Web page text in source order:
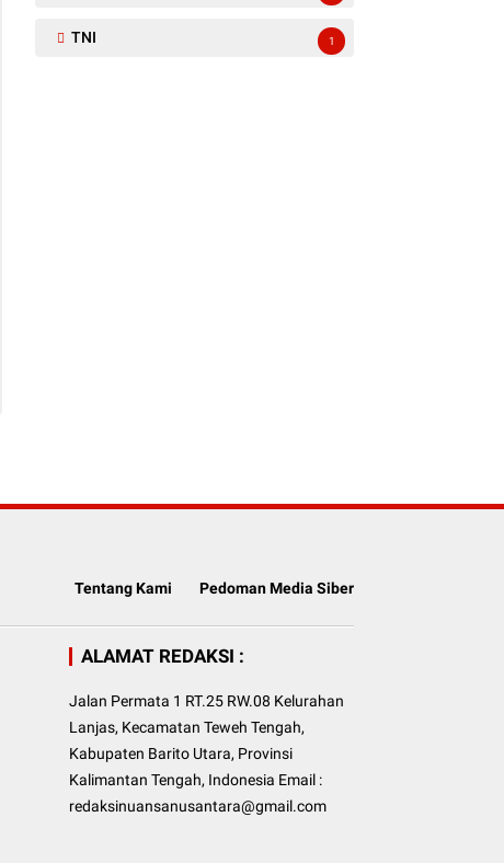
TNI 1
Tentang Kami Pedoman Media Siber
ALAMAT REDAKSI :
Jalan Permata 1 RT.25 RW.08 Kelurahan
Lanjas, Kecamatan Teweh Tengah,
Kabupaten Barito Utara, Provinsi
Kalimantan Tengah, Indonesia Email :
redaksinuansanusantara@gmail.com